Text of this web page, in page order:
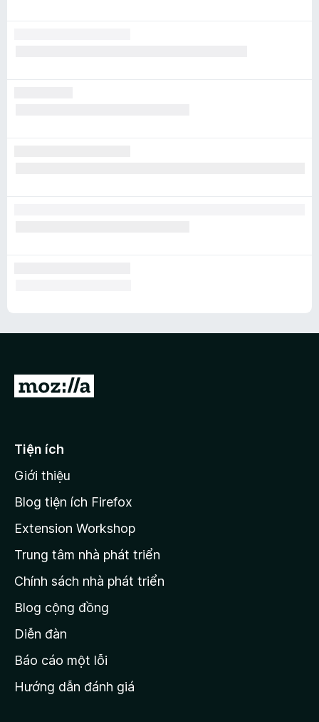
Đ
ế
t
r
n
g
c
ủ
M
o
i
Tiện ích
Giới thiệu
Blog tiện ích Firefox
Extension Workshop
Trung tâm nhà phát triển
Chính sách nhà phát triển
Blog cộng đồng
Diễn đàn
Báo cáo một lỗi
Hướng dẫn đánh giá